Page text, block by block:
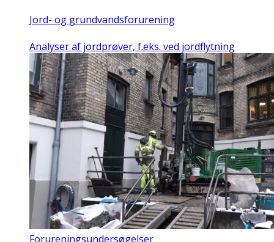
Jord- og grundvandsforurening
Analyser af jordprøver, f.eks. ved jordflytning
Forureningsundersøgelser